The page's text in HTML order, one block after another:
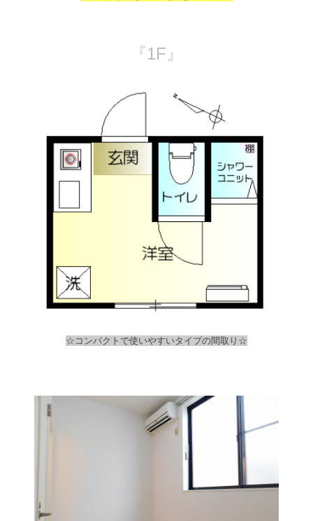
『1F』
☆コンパクトで使いやすいタイプの間取り☆